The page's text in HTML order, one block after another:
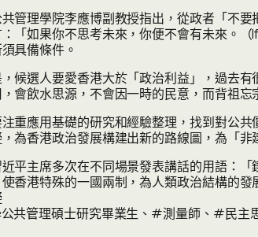
管理學院李應博副教授指出，從政者「不
「如果你不思考未來，你便不會有未來。
具備條件。
候選人要愛香港大於「政治利益」，過去
會飲水思源，不會因一時的民意，而背祖忘
重應用基礎的研究和經驗整理，找到對公
為香港政治發展構建出新的路線圖，為「
平主席多次在不同場景發表講話的用語：
香港特殊的一國兩制，為人類政治結構的發
共管理碩士研究畢業生 、 #測量師、 #民主